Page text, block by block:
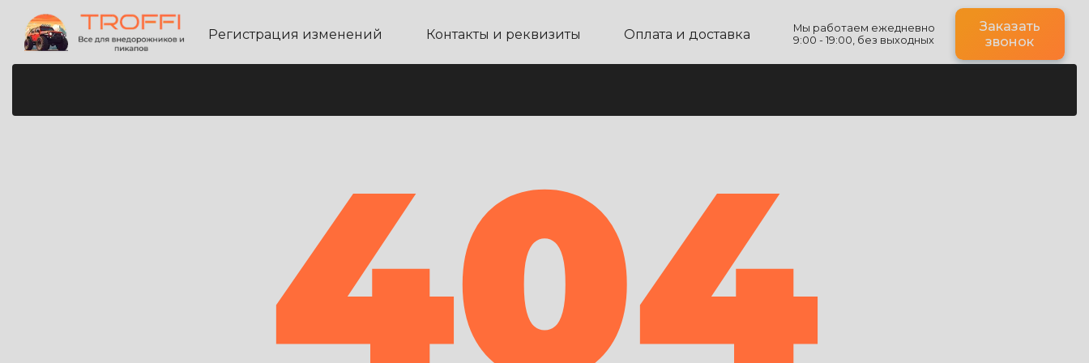
Регистрация изменений Контакты и реквизиты Оплата и доставка
Мы работаем ежедневно
9:00 - 19:00, без выходных
Заказать
звонок
404